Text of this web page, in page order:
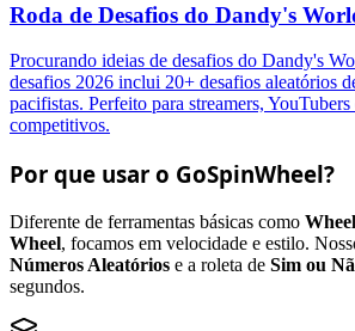
Roda de Desafios do Dandy's
Procurando ideias de desafios do Dandy's
desafios 2026 inclui 20+ desafios aleatórios
pacifistas. Perfeito para streamers,
competitivos.
Por que usar o GoSpinWheel?
Diferente de ferramentas básicas como
Wheel, focamos em velocidade e estilo.
Números Aleatórios e a roleta de Sim ou
segundos.